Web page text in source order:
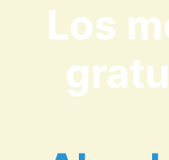
Los